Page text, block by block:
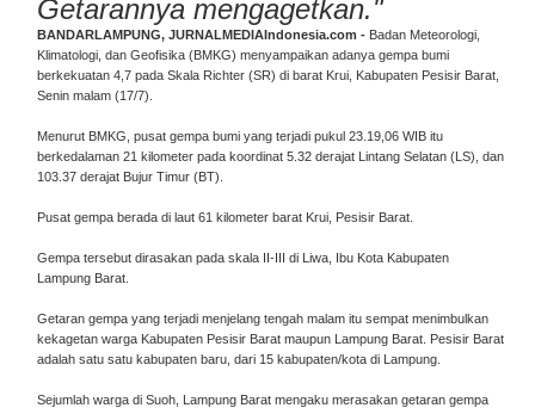
Getarannya mengagetkan."
BANDARLAMPUNG, JURNALMEDIAIndonesia.com - Badan Meteorologi,
Klimatologi, dan Geofisika (BMKG) menyampaikan adanya gempa bumi
berkekuatan 4,7 pada Skala Richter (SR) di barat Krui, Kabupaten Pesisir Barat,
Senin malam (17/7).
Menurut BMKG, pusat gempa bumi yang terjadi pukul 23.19,06 WIB itu
berkedalaman 21 kilometer pada koordinat 5.32 derajat Lintang Selatan (LS), dan
103.37 derajat Bujur Timur (BT).
Pusat gempa berada di laut 61 kilometer barat Krui, Pesisir Barat.
Gempa tersebut dirasakan pada skala II-III di Liwa, Ibu Kota Kabupaten
Lampung Barat.
Getaran gempa yang terjadi menjelang tengah malam itu sempat menimbulkan
kekagetan warga Kabupaten Pesisir Barat maupun Lampung Barat. Pesisir Barat
adalah satu satu kabupaten baru, dari 15 kabupaten/kota di Lampung.
Sejumlah warga di Suoh, Lampung Barat mengaku merasakan getaran gempa